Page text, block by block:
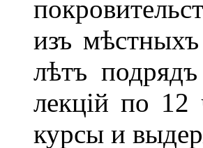
изъ
лѣтъ
лекцій по
курсы и